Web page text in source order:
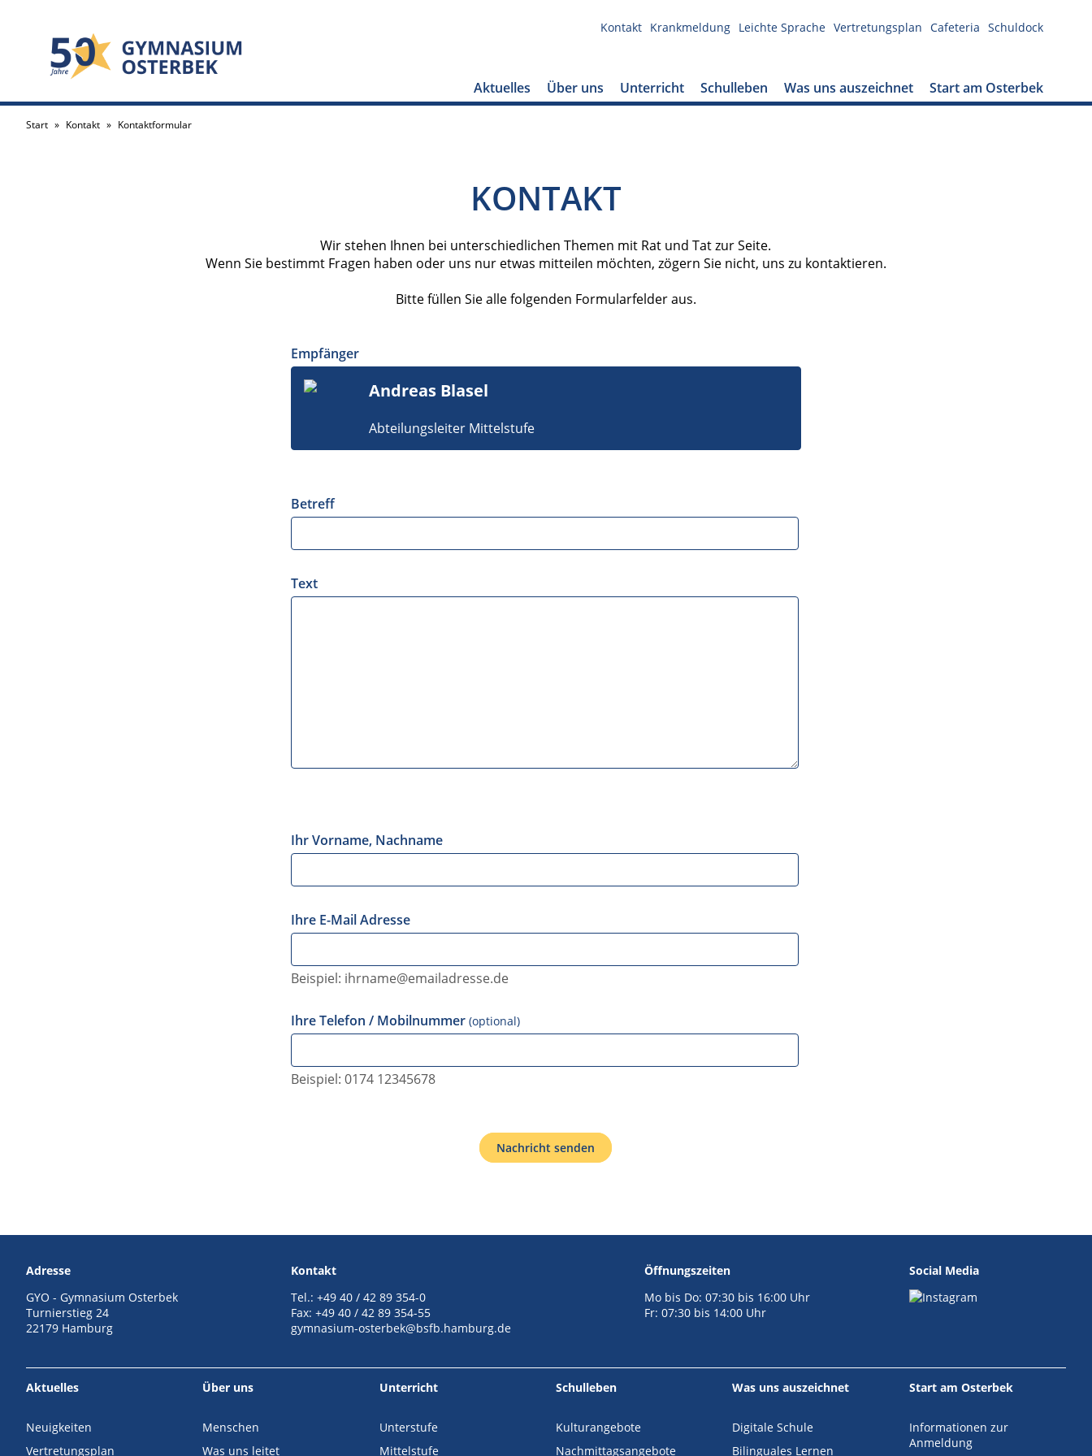
Kontakt Krankmeldung Leichte Sprache Vertretungsplan Cafeteria Schuldock
Aktuelles Über uns Unterricht Schulleben Was uns auszeichnet Start am Osterbek
Start » Kontakt » Kontaktformular
KONTAKT
Wir stehen Ihnen bei unterschiedlichen Themen mit Rat und Tat zur Seite.
Wenn Sie bestimmt Fragen haben oder uns nur etwas mitteilen möchten, zögern Sie nicht, uns zu kontaktieren.
Bitte füllen Sie alle folgenden Formularfelder aus.
Empfänger
Andreas Blasel
Abteilungsleiter Mittelstufe
Betreff
Text
Ihr Vorname, Nachname
Ihre E-Mail Adresse
Beispiel: ihrname@emailadresse.de
Ihre Telefon / Mobilnummer (optional)
Beispiel: 0174 12345678
Nachricht senden
Adresse
GYO - Gymnasium Osterbek
Turnierstieg 24
22179 Hamburg
Kontakt
Tel.: +49 40 / 42 89 354-0
Fax: +49 40 / 42 89 354-55
gymnasium-osterbek@bsfb.hamburg.de
Öffnungszeiten
Mo bis Do: 07:30 bis 16:00 Uhr
Fr: 07:30 bis 14:00 Uhr
Social Media
Aktuelles
Neuigkeiten
Vertretungsplan
Über uns
Menschen
Was uns leitet
Unterricht
Unterstufe
Mittelstufe
Schulleben
Kulturangebote
Nachmittagsangebote
Was uns auszeichnet
Digitale Schule
Bilinguales Lernen
Start am Osterbek
Informationen zur
Anmeldung